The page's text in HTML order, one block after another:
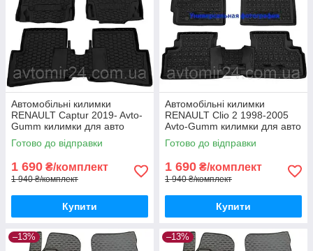
Автомобільні килимки
RENAULT Captur 2019- Avto-
Gumm килимки для авто
РЕНО Каптур 2019- Автогум
Готово до відправки
1 690 ₴/комплект
1 940 ₴/комплект
Купити
Автомобільні килимки
RENAULT Clio 2 1998-2005
Avto-Gumm килимки для авто
РЕНО Кліо 2 1998-2005
Автогум
Готово до відправки
1 690 ₴/комплект
1 940 ₴/комплект
Купити
–13% –13%